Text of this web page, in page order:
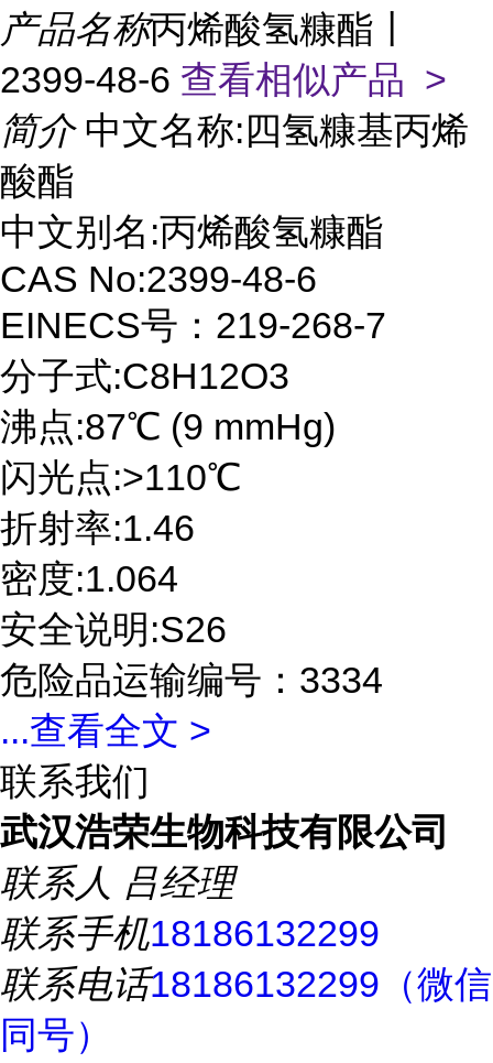
产品名称丙烯酸氢糠酯丨
2399-48-6 查看相似产品 >
简介 中文名称:四氢糠基丙烯
酸酯
中文别名:丙烯酸氢糠酯
CAS No:2399-48-6
EINECS号：219-268-7
分子式:C8H12O3
沸点:87℃ (9 mmHg)
闪光点:>110℃
折射率:1.46
密度:1.064
安全说明:S26
危险品运输编号：3334
...查看全文 >
联系我们
武汉浩荣生物科技有限公司
联系人 吕经理
联系手机18186132299
联系电话18186132299（微信
同号）